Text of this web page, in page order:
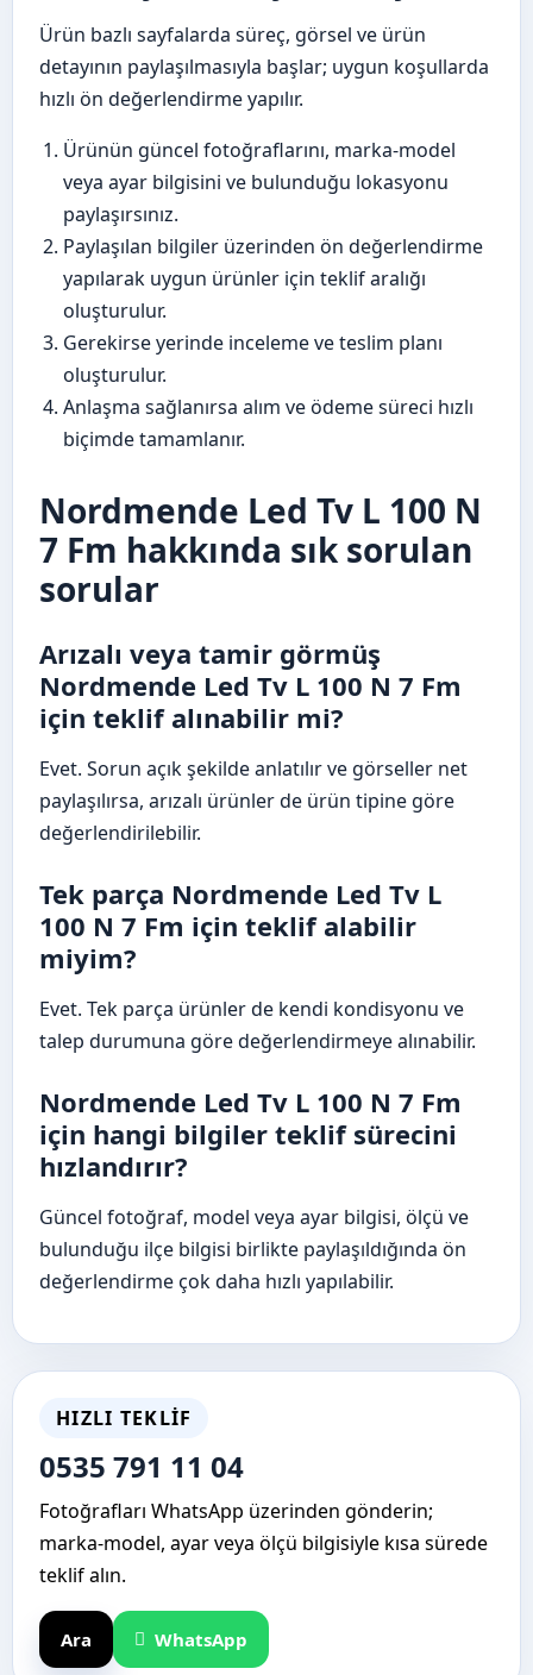
Ürün bazlı sayfalarda süreç, görsel ve ürün
detayının paylaşılmasıyla başlar; uygun koşullarda
hızlı ön değerlendirme yapılır.
Ürünün güncel fotoğraflarını, marka-model
veya ayar bilgisini ve bulunduğu lokasyonu
paylaşırsınız.
Paylaşılan bilgiler üzerinden ön değerlendirme
yapılarak uygun ürünler için teklif aralığı
oluşturulur.
Gerekirse yerinde inceleme ve teslim planı
oluşturulur.
Anlaşma sağlanırsa alım ve ödeme süreci hızlı
biçimde tamamlanır.
Nordmende Led Tv L 100 N
7 Fm hakkında sık sorulan
sorular
Arızalı veya tamir görmüş
Nordmende Led Tv L 100 N 7 Fm
için teklif alınabilir mi?
Evet. Sorun açık şekilde anlatılır ve görseller net
paylaşılırsa, arızalı ürünler de ürün tipine göre
değerlendirilebilir.
Tek parça Nordmende Led Tv L
100 N 7 Fm için teklif alabilir
miyim?
Evet. Tek parça ürünler de kendi kondisyonu ve
talep durumuna göre değerlendirmeye alınabilir.
Nordmende Led Tv L 100 N 7 Fm
için hangi bilgiler teklif sürecini
hızlandırır?
Güncel fotoğraf, model veya ayar bilgisi, ölçü ve
bulunduğu ilçe bilgisi birlikte paylaşıldığında ön
değerlendirme çok daha hızlı yapılabilir.
HIZLI TEKLIF
0535 791 11 04
Fotoğrafları WhatsApp üzerinden gönderin;
marka-model, ayar veya ölçü bilgisiyle kısa sürede
teklif alın.
Ara WhatsApp